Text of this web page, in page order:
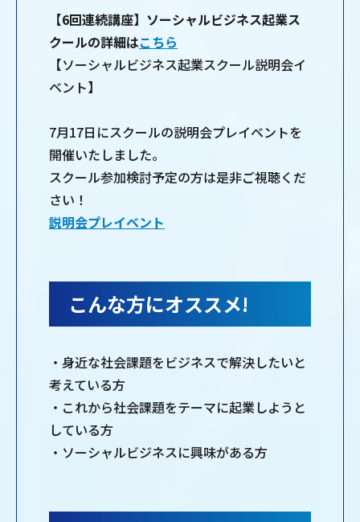
【6回連続講座】ソーシャルビジネス起業ス
クールの詳細はこちら
【ソーシャルビジネス起業スクール説明会イ
ベント】
7月17日にスクールの説明会プレイベントを
開催いたしました。
スクール参加検討予定の方は是非ご視聴くだ
さい！
説明会プレイベント
こんな方にオススメ!
・身近な社会課題をビジネスで解決したいと
考えている方
・これから社会課題をテーマに起業しようと
している方
・ソーシャルビジネスに興味がある方